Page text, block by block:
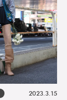
2023.3.15